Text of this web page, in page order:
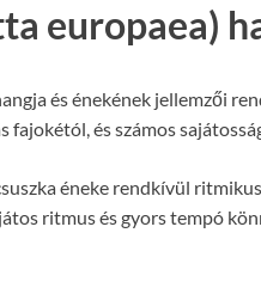
europaea)
és énekének jellemzői
fajokétól, és számos
éneke rendkívül
ritmus és gyors tempó